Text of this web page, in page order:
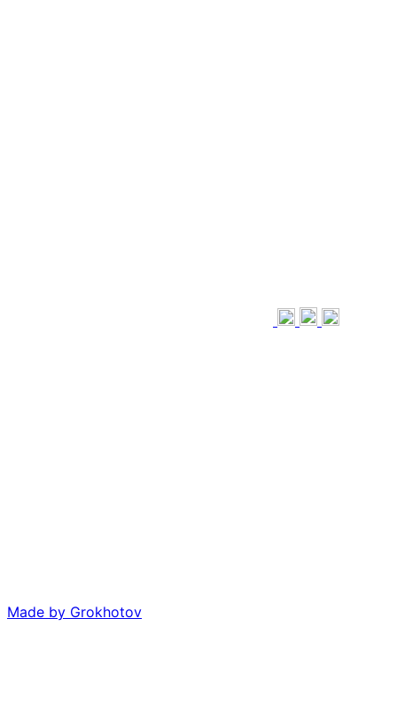
Made by Grokhotov